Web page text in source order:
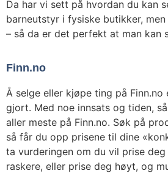
Da har vi sett på hvordan du kan
barneutstyr i fysiske butikker,
– så da er det perfekt at man kan
Finn.no
Å selge eller kjøpe ting på Finn.no
gjort. Med noe innsats og tiden,
aller meste på Finn.no. Søk på
så får du opp prisene til dine
ta vurderingen om du vil prise
raskere, eller prise deg høyt, og